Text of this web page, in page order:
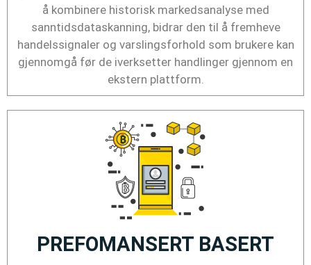
å kombinere historisk markedsanalyse med
sanntidsdataskanning, bidrar den til å fremheve
handelssignaler og varslingsforhold som brukere kan
gjennomgå før de iverksetter handlinger gjennom en
ekstern plattform.
PREFOMANSERT BASERT